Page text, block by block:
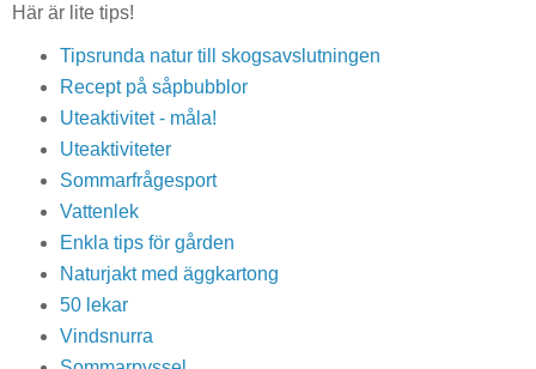
Här är lite tips!
Tipsrunda natur till skogsavslutningen
Recept på såpbubblor
Uteaktivitet - måla!
Uteaktiviteter
Sommarfrågesport
Vattenlek
Enkla tips för gården
Naturjakt med äggkartong
50 lekar
Vindsnurra